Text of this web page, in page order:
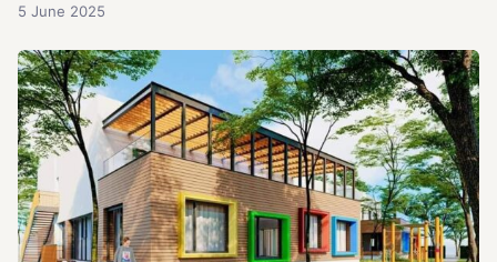
5 June 2025